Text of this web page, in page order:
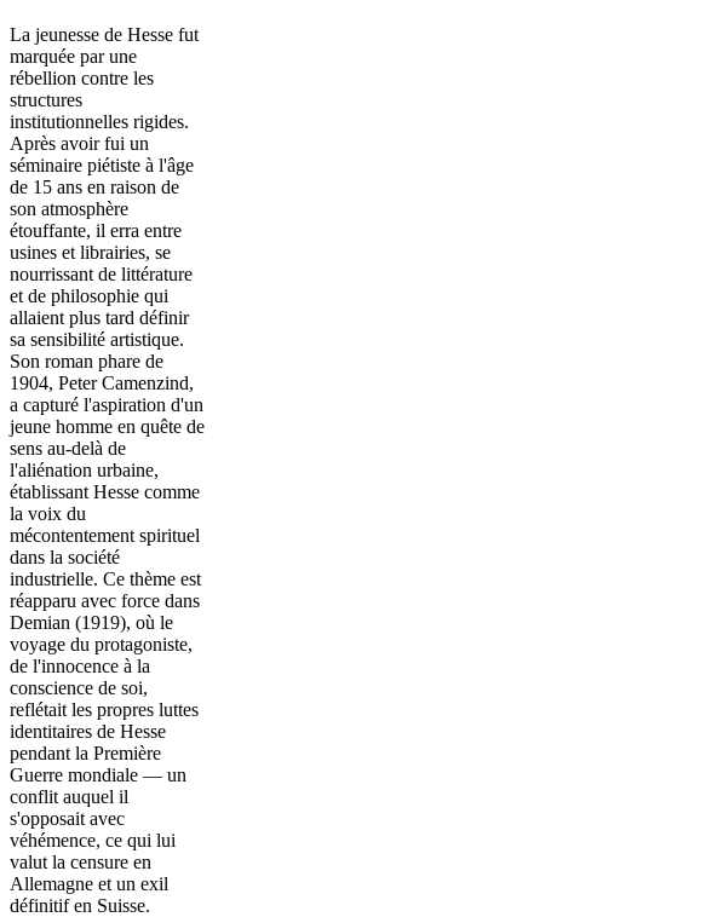
La jeunesse de Hesse fut
marquée par une
rébellion contre les
structures
institutionnelles rigides.
Après avoir fui un
séminaire piétiste à l'âge
de 15 ans en raison de
son atmosphère
étouffante, il erra entre
usines et librairies, se
nourrissant de littérature
et de philosophie qui
allaient plus tard définir
sa sensibilité artistique.
Son roman phare de
1904, Peter Camenzind,
a capturé l'aspiration d'un
jeune homme en quête de
sens au-delà de
l'aliénation urbaine,
établissant Hesse comme
la voix du
mécontentement spirituel
dans la société
industrielle. Ce thème est
réapparu avec force dans
Demian (1919), où le
voyage du protagoniste,
de l'innocence à la
conscience de soi,
reflétait les propres luttes
identitaires de Hesse
pendant la Première
Guerre mondiale — un
conflit auquel il
s'opposait avec
véhémence, ce qui lui
valut la censure en
Allemagne et un exil
définitif en Suisse.